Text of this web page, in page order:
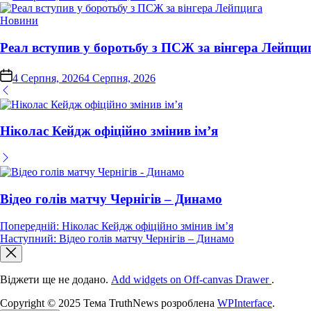
Опублікувати
Новини
Реал вступив у боротьбу з ПСЖ за вінгера
on4 Серпня, 20264 Серпня, 2026
Ніколас Кейдж офіційно змінив ім’я
Відео голів матчу Чернігів – Динамо
Навігація
записів
Попередній: Ніколас Кейдж офіційно змінив ім’я
Наступний: Відео голів матчу Чернігів – Динамо
Віджети ще не додано. Add widgets on Off-canvas Drawer .
Copyright © 2025 Тема TruthNews розроблена WPInterface.